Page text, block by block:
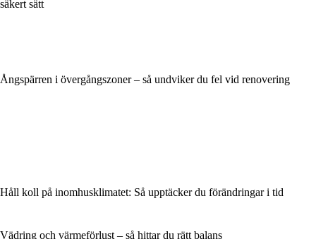
säkert sätt
Ångspärren i övergångszoner – så undviker du fel vid renovering
Håll koll på inomhusklimatet: Så upptäcker du förändringar i tid
Vädring och värmeförlust – så hittar du rätt balans